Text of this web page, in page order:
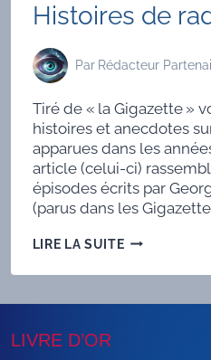
Histoires de
Par Rédacteur
Tiré de « la Gigazette »
histoires et anecdotes
apparues dans les
article (celui-ci)
épisodes écrits par
(parus dans les
LIRE LA SUITEHISTOIRES
RADIOS
LIVRE D’OR